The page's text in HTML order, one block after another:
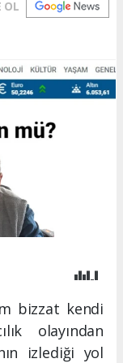
OL
bizzat kendi
olayından
izlediği yol